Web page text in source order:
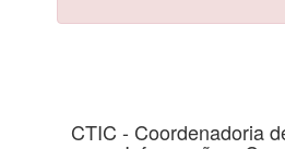
CTIC - Coordenadoria